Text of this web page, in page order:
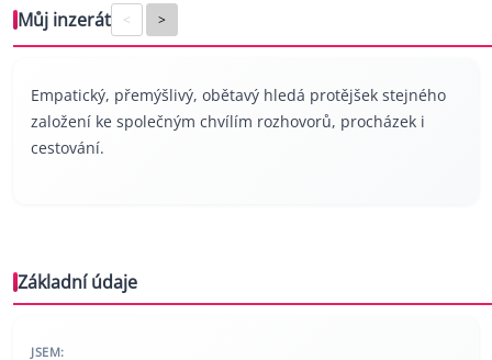
Můj inzerát < >
Empatický, přemýšlivý, obětavý hledá protějšek stejného
založení ke společným chvílím rozhovorů, procházek i
cestování.
Základní údaje
JSEM: